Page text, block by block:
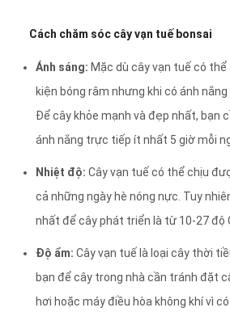
Cách chăm sóc cây vạn tuế bonsai
Ánh sáng: Mặc dù cây vạn tuế có
kiện bóng râm nhưng khi có ánh
Để cây khỏe mạnh và đẹp nhất, bạn
ánh nắng trực tiếp ít nhất 5 giờ mỗi
Nhiệt độ: Cây vạn tuế có thể chịu
cả những ngày hè nóng nực. Tuy
nhất để cây phát triển là từ 10-27 độ
Độ ẩm: Cây vạn tuế là loại cây thời
bạn để cây trong nhà cần tránh đặt
hơi hoặc máy điều hòa không khí vì